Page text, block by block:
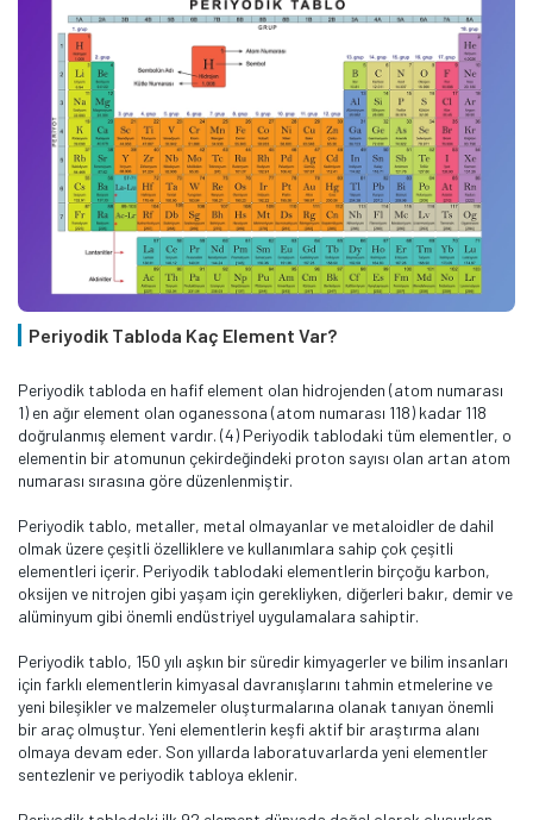
Periyodik Tabloda Kaç Element Var?
Periyodik tabloda en hafif element olan hidrojenden (atom numarası
1) en ağır element olan oganessona (atom numarası 118) kadar 118
doğrulanmış element vardır. (4) Periyodik tablodaki tüm elementler, o
elementin bir atomunun çekirdeğindeki proton sayısı olan artan atom
numarası sırasına göre düzenlenmiştir.
Periyodik tablo, metaller, metal olmayanlar ve metaloidler de dahil
olmak üzere çeşitli özelliklere ve kullanımlara sahip çok çeşitli
elementleri içerir. Periyodik tablodaki elementlerin birçoğu karbon,
oksijen ve nitrojen gibi yaşam için gerekliyken, diğerleri bakır, demir ve
alüminyum gibi önemli endüstriyel uygulamalara sahiptir.
Periyodik tablo, 150 yılı aşkın bir süredir kimyagerler ve bilim insanları
için farklı elementlerin kimyasal davranışlarını tahmin etmelerine ve
yeni bileşikler ve malzemeler oluşturmalarına olanak tanıyan önemli
bir araç olmuştur. Yeni elementlerin keşfi aktif bir araştırma alanı
olmaya devam eder. Son yıllarda laboratuvarlarda yeni elementler
sentezlenir ve periyodik tabloya eklenir.